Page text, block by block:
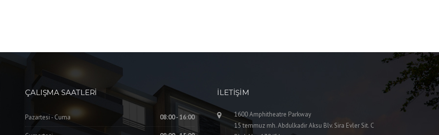
ÇALIŞMA SAATLERI
Pazartesi - Cuma 08:00 - 16:00
İLETIŞIM
1600 Amphitheatre Parkway
15 temmuz mh. Abdulkadir Aksu Blv. Sira Evler Sit. C